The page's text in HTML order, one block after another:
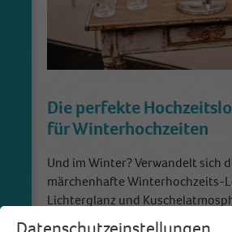
Die perfekte
für Winterhochzeiten
Und im Winter? Verwandelt sich
märchenhafte Winterhochzeits-
Lichterglanz und
das ganze Jahr über stilvoll und